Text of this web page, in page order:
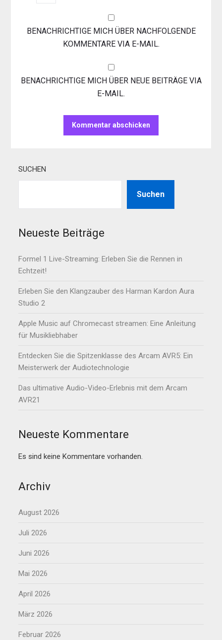
BENACHRICHTIGE MICH ÜBER NACHFOLGENDE
KOMMENTARE VIA E-MAIL.
BENACHRICHTIGE MICH ÜBER NEUE BEITRÄGE VIA
E-MAIL.
SUCHEN
Suchen
Neueste Beiträge
Formel 1 Live-Streaming: Erleben Sie die Rennen in
Echtzeit!
Erleben Sie den Klangzauber des Harman Kardon Aura
Studio 2
Apple Music auf Chromecast streamen: Eine Anleitung
für Musikliebhaber
Entdecken Sie die Spitzenklasse des Arcam AVR5: Ein
Meisterwerk der Audiotechnologie
Das ultimative Audio-Video-Erlebnis mit dem Arcam
AVR21
Neueste Kommentare
Es sind keine Kommentare vorhanden.
Archiv
August 2026
Juli 2026
Juni 2026
Mai 2026
April 2026
März 2026
Februar 2026